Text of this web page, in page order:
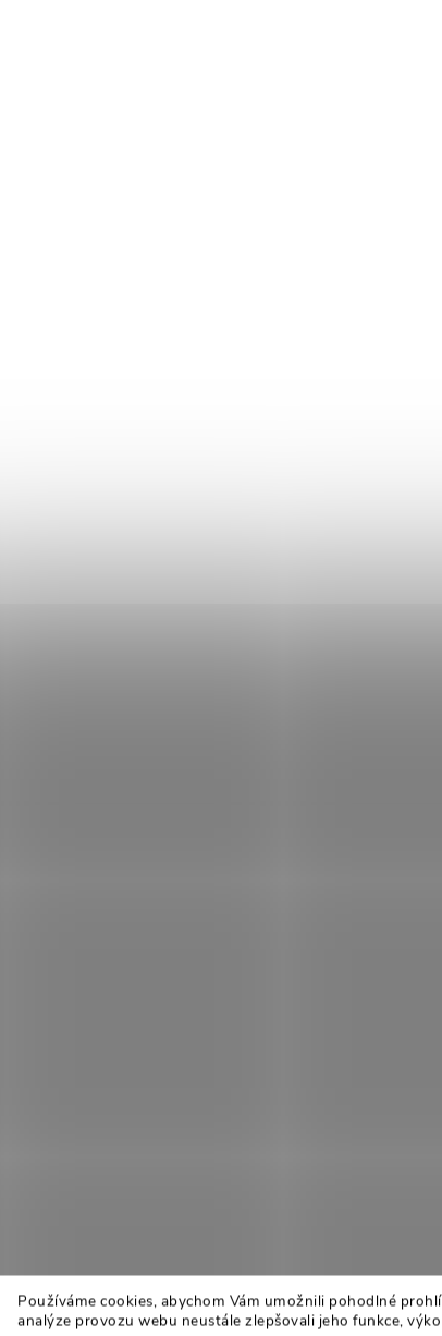
Používáme cookies, abychom Vám umožnili pohodlné
analýze provozu webu neustále zlepšovali jeho funkce,